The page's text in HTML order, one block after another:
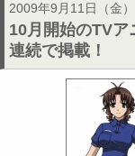
2009年9月11日（金）
10月開始のTVア
連続で掲載！